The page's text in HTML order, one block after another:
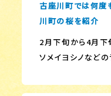
古座川町では何度
川町の桜を紹介
2月下旬から4月下
ソメイヨシノなどの